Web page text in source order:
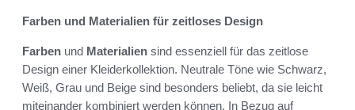
Farben und Materialien für zeitloses Design
Farben und Materialien sind essenziell für das zeitlose
Design einer Kleiderkollektion. Neutrale Töne wie Schwarz,
Weiß, Grau und Beige sind besonders beliebt, da sie leicht
miteinander kombiniert werden können. In Bezug auf